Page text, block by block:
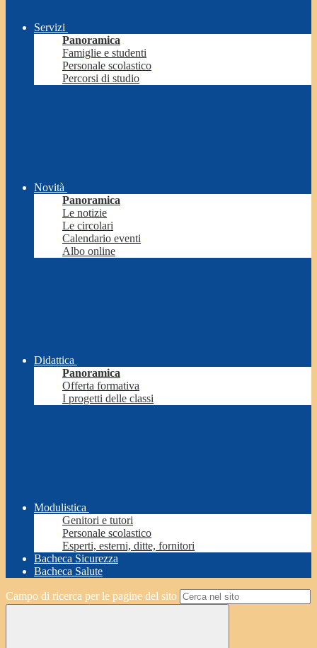
Servizi
Panoramica
Famiglie e studenti
Personale scolastico
Percorsi di studio
Novità
Panoramica
Le notizie
Le circolari
Calendario eventi
Albo online
Didattica
Panoramica
Offerta formativa
I progetti delle classi
Modulistica
Genitori e tutori
Personale scolastico
Esperti, esterni, ditte, fornitori
Bacheca Sicurezza
Bacheca Salute
Campo di ricerca per le pagine del sito